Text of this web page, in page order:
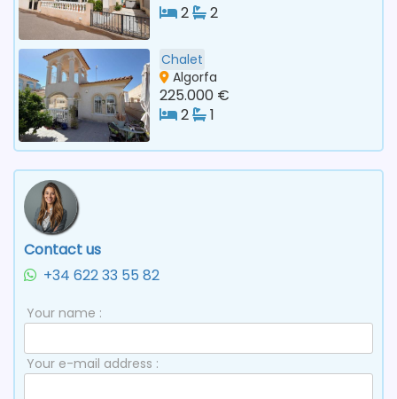
2
2
Chalet
Algorfa
225.000 €
2
1
Contact us
+34 622 33 55 82
Your name :
Your e-mail address :